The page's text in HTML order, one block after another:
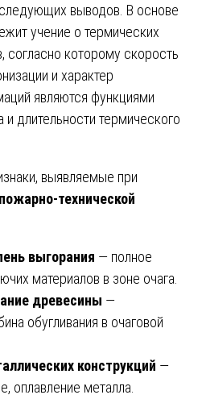
выводов. В основе
учение о термических
согласно которому скорость
и характер
являются функциями
длительности термического
выявляемые при
технической
выгорания — полное
материалов в зоне очага.
древесины —
обугливания в очаговой
конструкций —
оплавление металла.